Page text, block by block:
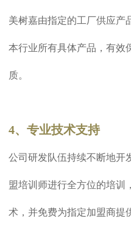
美树嘉由指定的工厂供应产
本行业所有具体产品，有效
质。
4、专业技术支持
公司研发队伍持续不断地开
盟培训师进行全方位的培训
术，并免费为指定加盟商提